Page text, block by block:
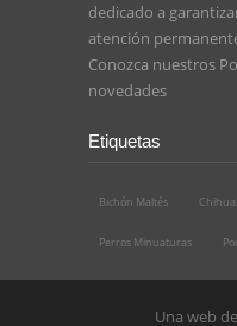
dedicado a
atención
Conozca nuestros
novedades
Etiquetas
Bichón Maltés
Perros Minuaturas
Una web de